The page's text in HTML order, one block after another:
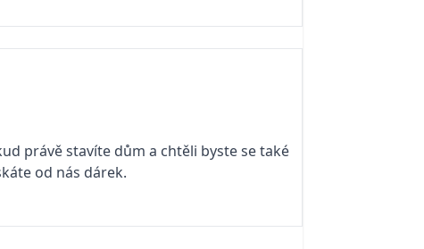
právě stavíte dům a chtěli byste se také
od nás dárek.